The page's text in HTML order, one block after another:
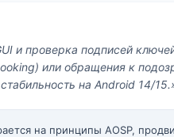
и проверка подписей
или обращения к
на Android 14/
на принципы AOSP,